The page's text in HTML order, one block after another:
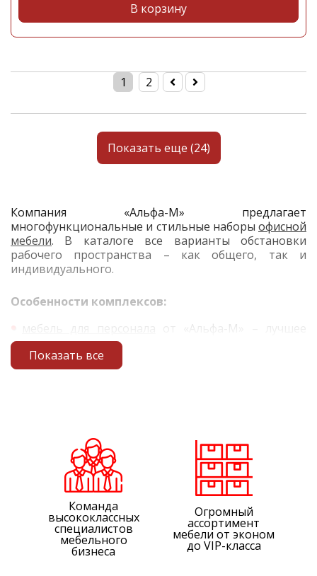
В корзину
1 2
Показать еще (24)
Компания «Альфа-М» предлагает
многофункциональные и стильные наборы офисной
мебели. В каталоге все варианты обстановки
рабочего пространства – как общего, так и
индивидуального.
Особенности комплексов:
мебель для персонала
от «Альфа-М» – лучшее
сочетание эргономичности, качества и цены:
для изготовления используется
плоскости комодов и столов не режут глаза;
очертания столов и анатомическая форма
стульев обеспечивает максимальную
эффективность рабочего дня.
Любой комплект в нашем каталоге можно купить
за 1 клик.
Показать все
Команда
высококлассных
специалистов
мебельного
бизнеса
Огромный
ассортимент
мебели от эконом
до VIP-класса